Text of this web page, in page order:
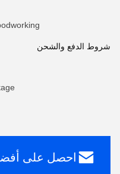
شروط الدفع والشحن
احصل على